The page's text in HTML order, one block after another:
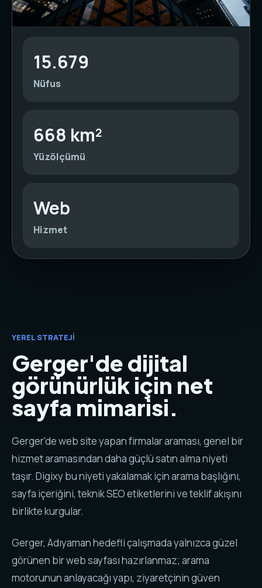
15.679
Nüfus
668 km²
Yüzölçümü
Web
Hizmet
YEREL STRATEJI
Gerger'de dijital
görünürlük için net
sayfa mimarisi.
Gerger'de web site yapan firmalar araması, genel bir
hizmet aramasından daha güçlü satın alma niyeti
taşır. Digixy bu niyeti yakalamak için arama başlığını,
sayfa içeriğini, teknik SEO etiketlerini ve teklif akışını
birlikte kurgular.
Gerger, Adıyaman hedefli çalışmada yalnızca güzel
görünen bir web sayfası hazırlanmaz; arama
motorunun anlayacağı yapı, ziyaretçinin güven